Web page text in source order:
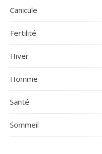
Canicule
Fertilité
Hiver
Homme
Santé
Sommeil